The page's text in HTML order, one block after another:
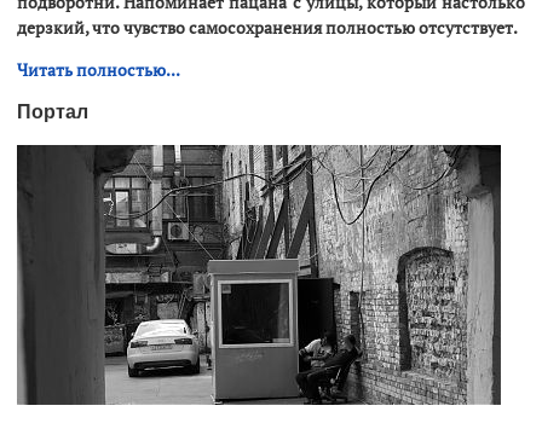
дерзкий, что чувство самосохранения полностью отсутствует.
Читать полностью...
Портал